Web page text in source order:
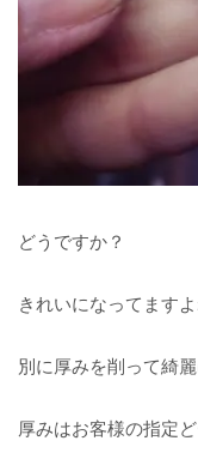
どうですか？
きれいになってますよ
別に厚みを削って綺
厚みはお客様の指定